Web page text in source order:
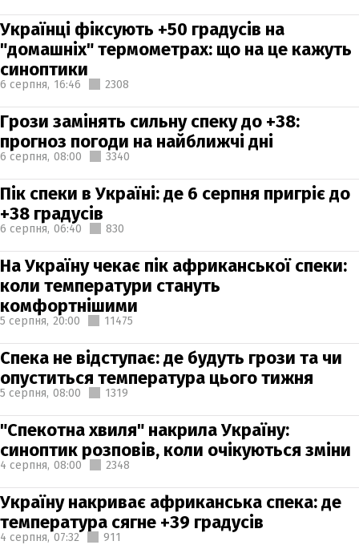
Українці фіксують +50 градусів на
"домашніх" термометрах: що на це кажуть
синоптики
6 серпня, 16:46 2308
Грози замінять сильну спеку до +38:
прогноз погоди на найближчі дні
6 серпня, 08:00 3340
Пік спеки в Україні: де 6 серпня пригріє до
+38 градусів
6 серпня, 06:40 830
На Україну чекає пік африканської спеки:
коли температури стануть
комфортнішими
5 серпня, 20:00 11475
Спека не відступає: де будуть грози та чи
опуститься температура цього тижня
5 серпня, 08:00 1319
"Спекотна хвиля" накрила Україну:
синоптик розповів, коли очікуються зміни
4 серпня, 08:00 2348
Україну накриває африканська спека: де
температура сягне +39 градусів
4 серпня, 07:32 911